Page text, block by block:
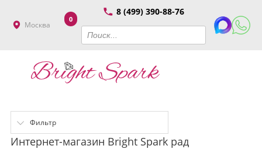
Москва
8 (499) 390-88-76
0
Фильтр
Интернет-магазин Bright Spark рад